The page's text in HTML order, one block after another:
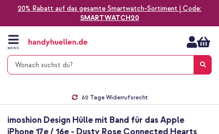
20% Rabatt auf das gesamte Smartwatch-Sortiment | Code:
SMARTWATCH20
Zum
Inhalt
springen
MENÜ
Gratis Versand
60 Tage Widerrufsrecht
Die Nr. 1 für Apple Zubehör in Deutschland!
imoshion Design Hülle mit Band für das Apple